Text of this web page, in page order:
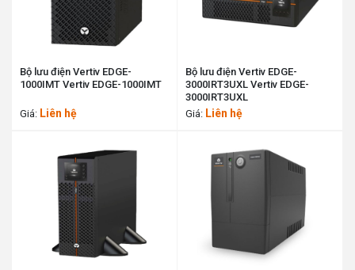
Bộ lưu điện Vertiv EDGE-
1000IMT Vertiv EDGE-1000IMT
Giá: Liên hệ
Bộ lưu điện Vertiv EDGE-
3000IRT3UXL Vertiv EDGE-
3000IRT3UXL
Giá: Liên hệ